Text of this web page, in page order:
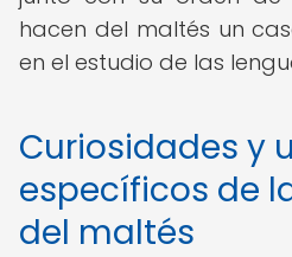
hacen del maltés un
en el estudio de las
Curiosidades y
específicos de
del maltés